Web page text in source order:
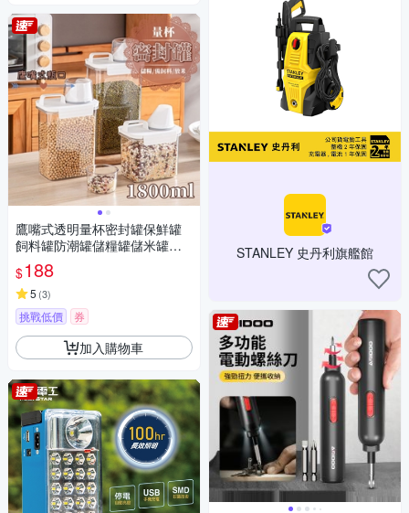
鷹嘴式透明量杯密封罐保鮮罐
飼料罐防潮罐儲糧罐儲米罐米
桶-1800ml
$188
5 (3)
挑戰低價 券
加入購物車
STANLEY 史丹利旗艦館